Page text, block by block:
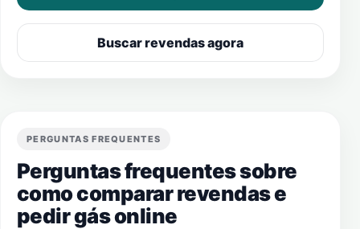
Buscar revendas agora
PERGUNTAS FREQUENTES
Perguntas frequentes sobre
como comparar revendas e
pedir gás online